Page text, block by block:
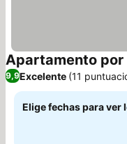
Apartamento por
9,9Excelente (11
Elige fechas para ver